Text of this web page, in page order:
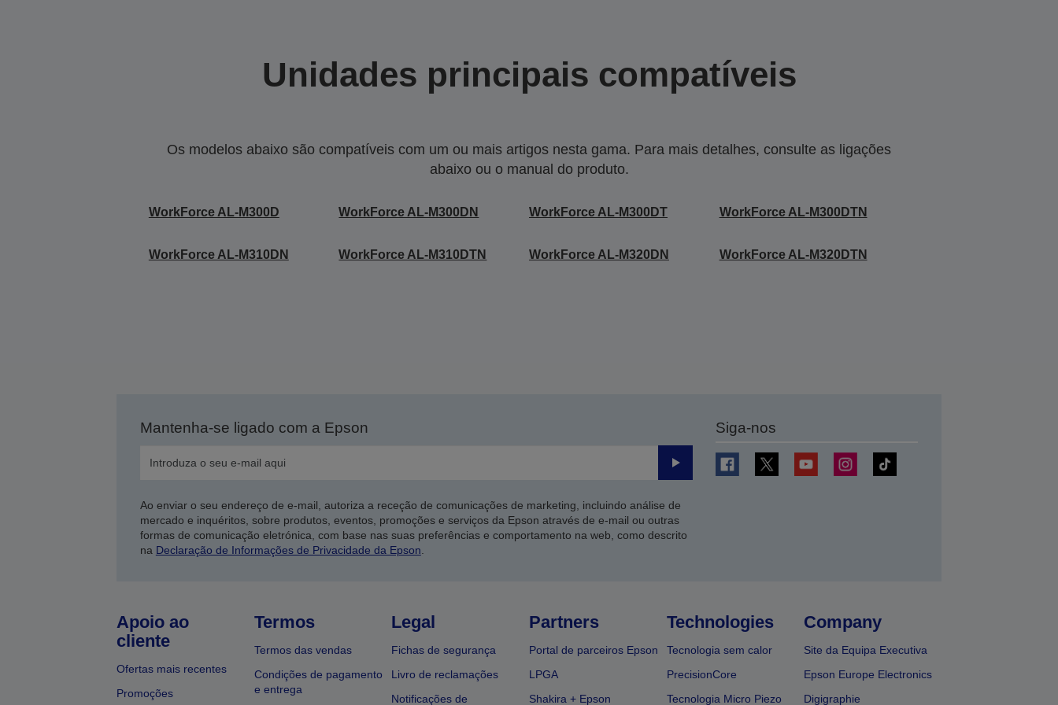
Unidades principais compatíveis
Os modelos abaixo são compatíveis com um ou mais artigos nesta gama. Para mais detalhes, consulte as ligações
abaixo ou o manual do produto.
WorkForce AL-M300D WorkForce AL-M300DN WorkForce AL-M300DT WorkForce AL-M300DTN
WorkForce AL-M310DN WorkForce AL-M310DTN WorkForce AL-M320DN WorkForce AL-M320DTN
Mantenha-se ligado com a Epson
Enviar
Ao enviar o seu endereço de e-mail, autoriza a receção de comunicações de marketing, incluindo análise de
mercado e inquéritos, sobre produtos, eventos, promoções e serviços da Epson através de e-mail ou outras
formas de comunicação eletrónica, com base nas suas preferências e comportamento na web, como descrito
na Declaração de Informações de Privacidade da Epson
Siga-nos
Apoio ao
cliente
Ofertas mais recentes
Promoções
Termos
Termos das vendas
Condições de pagamento
e entrega
Legal
Fichas de segurança
Livro de reclamações
Notificações de
Partners
Portal de parceiros Epson
LPGA
Shakira + Epson
Technologies
Tecnologia sem calor
PrecisionCore
Tecnologia Micro Piezo
Company
Site da Equipa Executiva
Epson Europe Electronics
Digigraphie